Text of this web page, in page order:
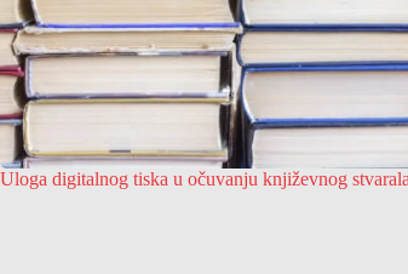
Uloga digitalnog tiska u očuvanju književnog